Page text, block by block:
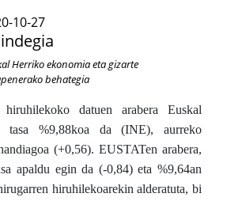
10-27
Herriko ekonomia eta gizarte
behategia
datuen arabera Euskal
tasa %9,88koa da (INE), aurreko
(+0,56). EUSTATen arabera,
apaldu egin da (-0,84) eta %9,64an
hiruhilekoarekin alderatuta, bi